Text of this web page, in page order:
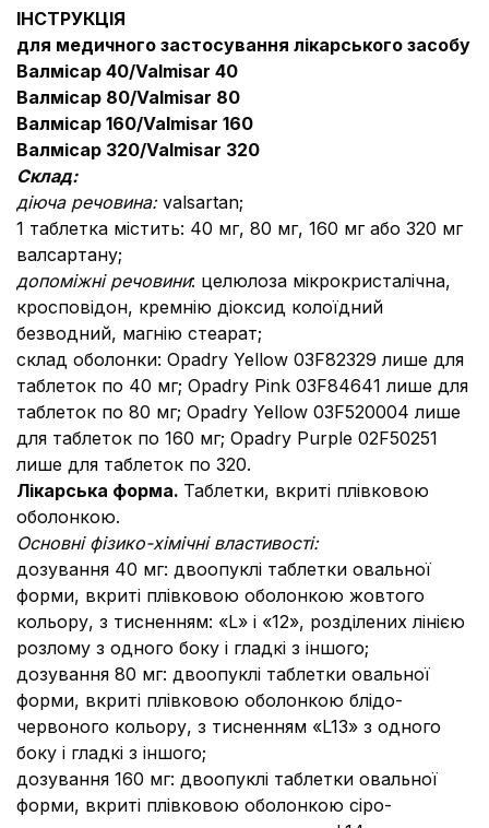
ІНСТРУКЦІЯ
для медичного застосування лікарського засобу
Валмісар 40/Valmisar 40
Валмісар 80/Valmisar 80
Валмісар 160/Valmisar 160
Валмісар 320/Valmisar 320
Склад:
діюча речовина: valsartan;
1 таблетка містить: 40 мг, 80 мг, 160 мг або 320 мг
валсартану;
допоміжні речовини: целюлоза мікрокристалічна,
кросповідон, кремнію діоксид колоїдний
безводний, магнію стеарат;
склад оболонки: Opadry Yellow 03F82329 лише для
таблеток по 40 мг; Opadry Pink 03F84641 лише для
таблеток по 80 мг; Opadry Yellow 03F520004 лише
для таблеток по 160 мг; Оpadry Purple 02F50251
лише для таблеток по 320.
Лікарська форма. Таблетки, вкриті плівковою
оболонкою.
Основні фізико-хімічні властивості:
дозування 40 мг: двоопуклі таблетки овальної
форми, вкриті плівковою оболонкою жовтого
кольору, з тисненням: «L» і «12», розділених лінією
розлому з одного боку і гладкі з іншого;
дозування 80 мг: двоопуклі таблетки овальної
форми, вкриті плівковою оболонкою блідо-
червоного кольору, з тисненням «L13» з одного
боку і гладкі з іншого;
дозування 160 мг: двоопуклі таблетки овальної
форми, вкриті плівковою оболонкою сіро-